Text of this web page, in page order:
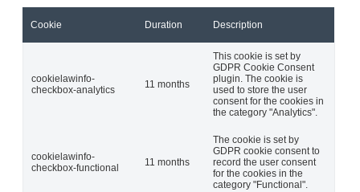
Cookie Duration Description
cookielawinfo-
checkbox-analytics
11 months
This cookie is set by
GDPR Cookie Consent
plugin. The cookie is
used to store the user
consent for the cookies in
the category "Analytics".
cookielawinfo-
checkbox-functional
11 months
The cookie is set by
GDPR cookie consent to
record the user consent
for the cookies in the
category "Functional".